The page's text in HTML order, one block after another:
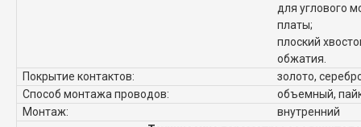
для углового
платы;
плоский
обжатия.
Покрытие контактов:
золото,
Способ монтажа проводов:
объемный,
Монтаж:
внутренний